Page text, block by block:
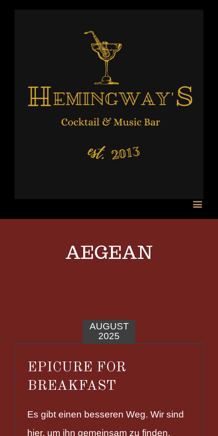
AEGEAN
AUGUST
2025
EPICURE FOR
BREAKFAST
Es gibt einen besseren Weg. Wir sind
hier, um ihn gemeinsam zu finden.